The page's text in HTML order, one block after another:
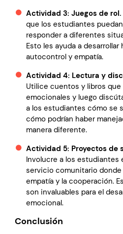
Actividad 3: Juegos de rol.
que los estudiantes
responder a diferentes
Esto les ayuda a desarrollar
autocontrol y empatía.
Actividad 4: Lectura y
Utilice cuentos y libros que
emocionales y luego
a los estudiantes cómo se
cómo podrían haber
manera diferente.
Actividad 5: Proyectos de
Involucre a los estudiantes
servicio comunitario
empatía y la cooperación.
son invaluables para el
emocional.
Conclusión